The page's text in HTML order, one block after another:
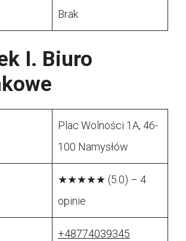
Brak
I. Biuro
Plac Wolności 1A, 46-
100 Namysłów
★★★★★ (5.0) – 4
opinie
+48774039345